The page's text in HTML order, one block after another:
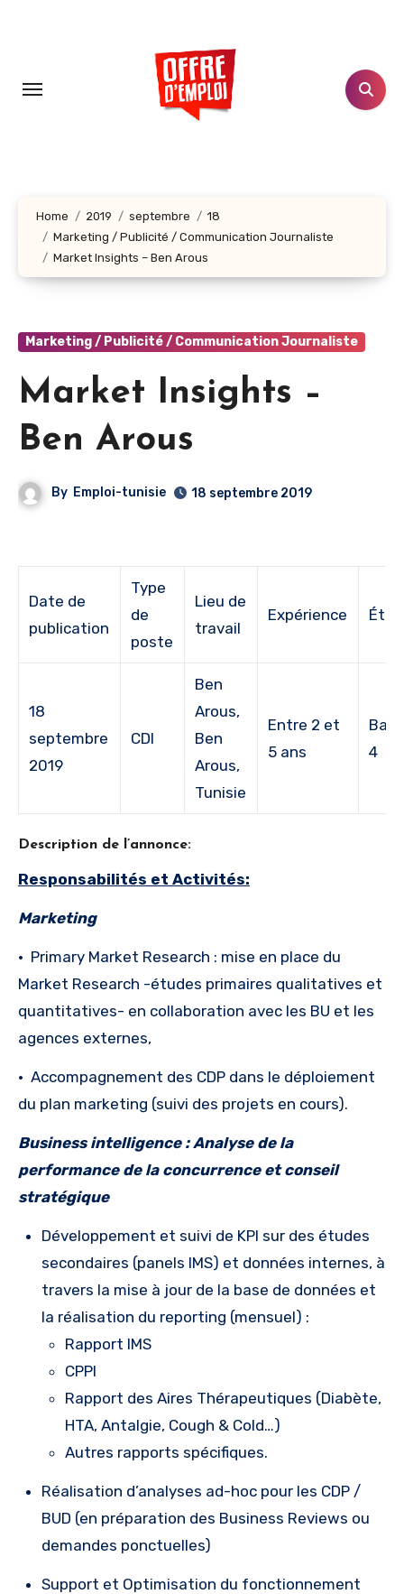
principal
Home 2019 septembre
18
Marketing / Publicité / Communication Journaliste
Market Insights – Ben Arous
Marketing / Publicité / Communication Journaliste
Market Insights –
Ben Arous
By Emploi-tunisie 18 septembre 2019
Date de
publication
Type
de
poste
Lieu de
travail
Expérience
18
septembre
2019
CDI
Ben
Arous,
Ben
Arous,
Tunisie
Entre 2 et
5 ans
Bac
4
Description de l’annonce:
Responsabilités et Activités:
Marketing
· Primary Market Research : mise en place du
Market Research -études primaires qualitatives et
quantitatives- en collaboration avec les BU et les
agences externes,
· Accompagnement des CDP dans le déploiement
du plan marketing (suivi des projets en cours).
Business intelligence : Analyse de la
performance de la concurrence et conseil
stratégique
Développement et suivi de KPI sur des études
secondaires (panels IMS) et données internes, à
travers la mise à jour de la base de données et
la réalisation du reporting (mensuel) :
Rapport IMS
CPPI
Rapport des Aires Thérapeutiques (Diabète,
HTA, Antalgie, Cough & Cold…)
Autres rapports spécifiques.
Réalisation d’analyses ad-hoc pour les CDP /
BUD (en préparation des Business Reviews ou
demandes ponctuelles)
Support et Optimisation du fonctionnement